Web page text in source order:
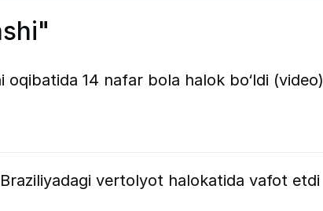
14 nafar bola halok bo‘ldi (video)
vertolyot halokatida vafot etdi